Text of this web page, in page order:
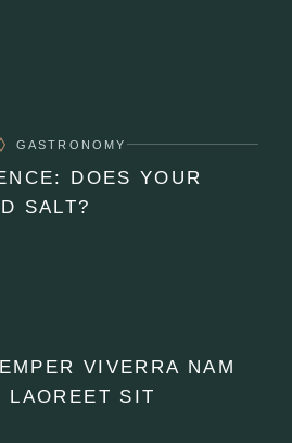
GASTRONOMY
DOES YOUR
SALT?
VIVERRA NAM
LAOREET SIT